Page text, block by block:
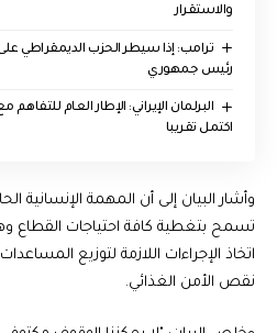
والاستقرار
ترامب: إذا سيطر الحزب الديمقراطي
رئيس جمهوري
البرلمان الإيراني: الإطار العام
اكتمل تقريبا
وأشار البيان إلى أن المهمة الإنسانية
تسمح بتغطية كافة احتياجات القطاع
اتخاذ الإجراءات اللازمة لتوزيع
نقص الأمن الغذائي.